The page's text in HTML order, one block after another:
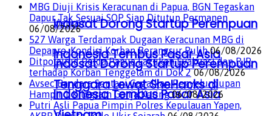
Indosat Dorong Startup Perempuan
Indonesia Tembus Pasar Asia
Tenggara Lewat SheHacks di
Indosat Dorong Startup Perempuan
Indonesia Tembus Pasar Asia
MBG Diuji Krisis Keracunan di Papua, BGN Tegaskan
Dapur Tak Sesuai SOP Siap Ditutup Permanen
06/08/2026
527 Warga Terdampak Dugaan Keracunan MBG di
Depapre, Kondisi Korban Berangsur Pulih 06/08/2026
Ditpolairud Polda Papua Lakukan Evakuasi dan RJP
terhadap Korban Tenggelam di Dok 2 06/08/2026
Avsec Bandara Sentani Gagalkan Penyelundupan
Hampir 1 Kilogram Ganja Kering 06/08/2026
Putri Asli Papua Pimpin Polres Kepulauan Yapen,